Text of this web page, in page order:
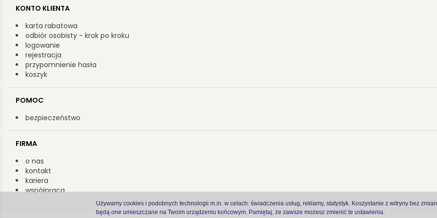
Używamy cookies i podobnych technologii m.in. w celach: świadczenia usług, reklamy, statystyk. Koszystanie z witryny bez
będą one umieszczane na Twoim urządzeniu końcowym. Pamiętaj, że zawsze możesz zmienić te ustawienia.
KONTO KLIENTA
karta rabatowa
odbiór osobisty - krok po kroku
logowanie
rejestracja
przypomnienie hasła
koszyk
POMOC
bezpieczeństwo
FIRMA
o nas
kontakt
kariera
współpraca